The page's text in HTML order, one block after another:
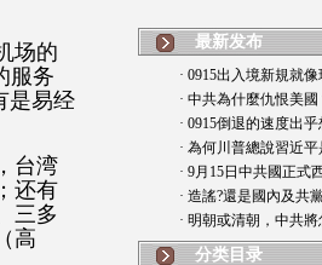
场的
服务
是易经
台湾
还有
三多
高
最新发布
· 0915出入境新規就
· 中共為什麼仇恨美
· 0915倒退的速度出
· 為何川普總說習近
· 9月15日中共國正式
· 造謠?還是國內及共
· 明朝或清朝，中共
分类目录